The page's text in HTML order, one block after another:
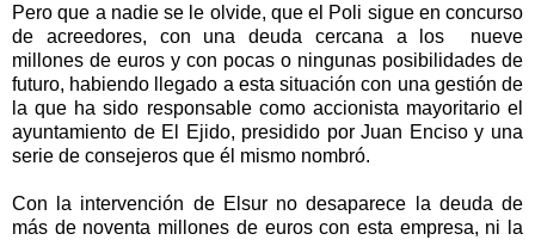
Pero que a nadie se le olvide, que el Poli sigue en concurso
de acreedores, con una deuda cercana a los nueve
millones de euros y con pocas o ningunas posibilidades de
futuro, habiendo llegado a esta situación con una gestión de
la que ha sido responsable como accionista mayoritario el
ayuntamiento de El Ejido, presidido por Juan Enciso y una
serie de consejeros que él mismo nombró.
Con la intervención de Elsur no desaparece la deuda de
más de noventa millones de euros con esta empresa, ni la